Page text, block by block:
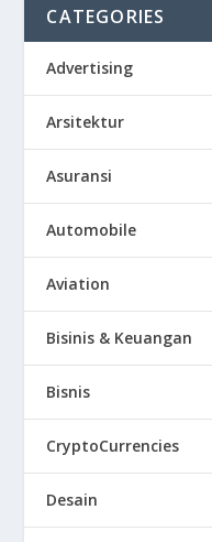
CATEGORIES
Advertising
Arsitektur
Asuransi
Automobile
Aviation
Bisinis & Keuangan
Bisnis
CryptoCurrencies
Desain